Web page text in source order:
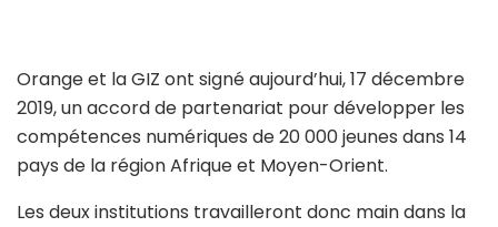
Orange et la GIZ ont signé aujourd’hui, 17 décembre
2019, un accord de partenariat pour développer les
compétences numériques de 20 000 jeunes dans 14
pays de la région Afrique et Moyen-Orient.
Les deux institutions travailleront donc main dans la